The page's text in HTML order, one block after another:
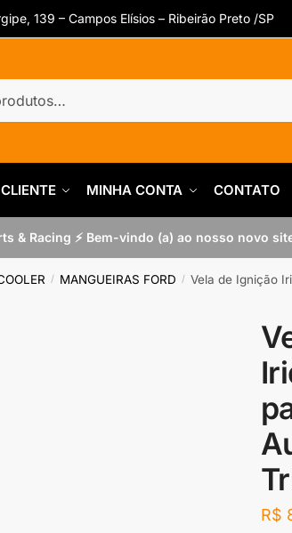
139 – Campos Elísios – Ribeirão Preto /SP
MINHA CONTA CONTATO
& Racing ⚡ Bem-vindo (a) ao nosso novo
/ MANGUEIRAS FORD / Vela de Ignição
R$